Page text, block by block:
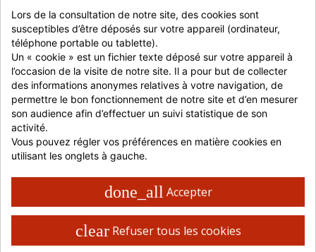
1000 à 1499 € HT
-10%
9,39 € HT
> 1500 € HT
ou retrait en magasin
-15%
Livraison 48 / 72 H en France
Retrait possible en magasin
Paiement 100% sécurisé
PRÉPARATION
A conserver dans un endroit sec
Lors de la consultation de notre site, des cookies sont
susceptibles d’être déposés sur votre appareil (ordinateur,
téléphone portable ou tablette).
Un « cookie » est un fichier texte déposé sur votre appareil à
l’occasion de la visite de notre site. Il a pour but de collecter
des informations anonymes relatives à votre navigation, de
permettre le bon fonctionnement de notre site et d’en mesurer
son audience afin d’effectuer un suivi statistique de son
activité.
Vous pouvez régler vos préférences en matière cookies en
utilisant les onglets à gauche.
done_all Accepter
clear Refuser tous les cookies